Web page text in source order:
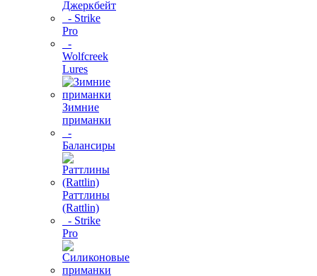
Джеркбейт
- Strike
Pro
-
Wolfcreek
Lures
Зимние
приманки
-
Балансиры
Раттлины
(Rattlin)
- Strike
Pro